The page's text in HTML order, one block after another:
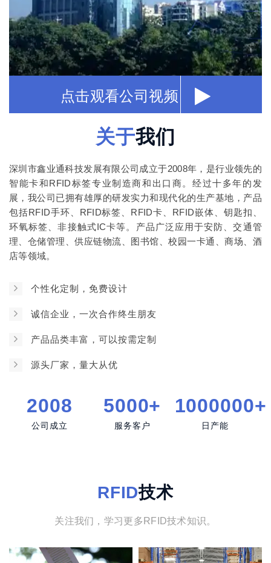
点击观看公司视频
关于我们
深圳市鑫业通科技发展有限公司成立于2008年，是行业领先的
智能卡和RFID标签专业制造商和出口商。经过十多年的发
展，我公司已拥有雄厚的研发实力和现代化的生产基地，产品
包括RFID手环、RFID标签、RFID卡、RFID嵌体、钥匙扣、
环氧标签、非接触式IC卡等。产品广泛应用于安防、交通管
理、仓储管理、供应链物流、图书馆、校园一卡通、商场、酒
店等领域。
个性化定制，免费设计
诚信企业，一次合作终生朋友
产品品类丰富，可以按需定制
源头厂家，量大从优
2008
公司成立
5000+
服务客户
1000000+
日产能
RFID技术
关注我们，学习更多RFID技术知识。